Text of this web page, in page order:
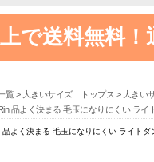
で送料無料！
覧 大きいサイズ トップス
大きい
品よく決まる 毛玉になりにくい ラ
よく決まる 毛玉になりにくい ライト